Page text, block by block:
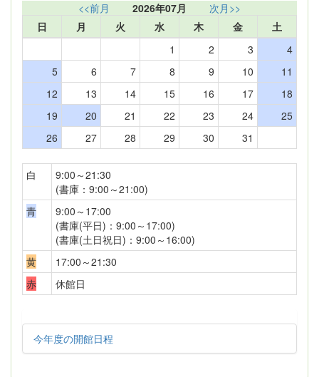
<<前月 2026年07月
次月>>
日
月 火 水 木 金
土
1
2 3
4
5
6 7 8 9 10
11
12
13 14 15 16 17
18
19
20 21 22 23 24
25
26
27 28 29 30 31
白
9:00～21:30
(書庫：9:00～21:00)
青
9:00～17:00
(書庫(平日)：9:00～17:00)
(書庫(土日祝日)：9:00～16:00)
黄
17:00～21:30
赤
休館日
今年度の開館日程